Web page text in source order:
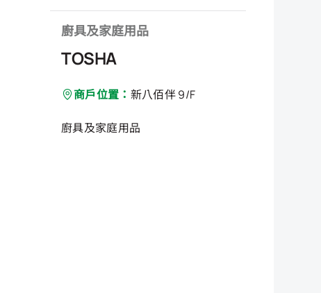
廚具及家庭用品
TOSHA
商戶位置： 新八佰伴 9/F
廚具及家庭用品